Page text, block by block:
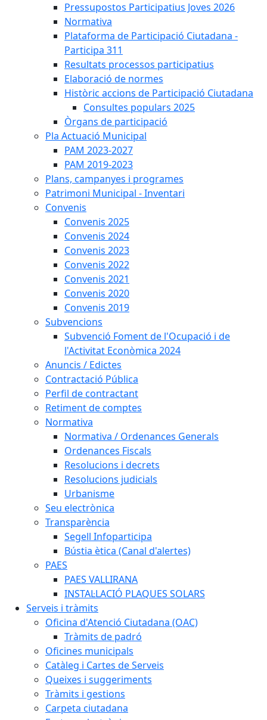
Pressupostos Participatius Joves 2026
Normativa
Plataforma de Participació Ciutadana -
Participa 311
Resultats processos participatius
Elaboració de normes
Històric accions de Participació Ciutadana
Consultes populars 2025
Òrgans de participació
Pla Actuació Municipal
PAM 2023-2027
PAM 2019-2023
Plans, campanyes i programes
Patrimoni Municipal - Inventari
Convenis
Convenis 2025
Convenis 2024
Convenis 2023
Convenis 2022
Convenis 2021
Convenis 2020
Convenis 2019
Subvencions
Subvenció Foment de l'Ocupació i de
l'Activitat Econòmica 2024
Anuncis / Edictes
Contractació Pública
Perfil de contractant
Retiment de comptes
Normativa
Normativa / Ordenances Generals
Ordenances Fiscals
Resolucions i decrets
Resolucions judicials
Urbanisme
Seu electrònica
Transparència
Segell Infoparticipa
Bústia ètica (Canal d'alertes)
PAES
PAES VALLIRANA
INSTAL·LACIÓ PLAQUES SOLARS
Serveis i tràmits
Oficina d'Atenció Ciutadana (OAC)
Tràmits de padró
Oficines municipals
Catàleg i Cartes de Serveis
Queixes i suggeriments
Tràmits i gestions
Carpeta ciutadana